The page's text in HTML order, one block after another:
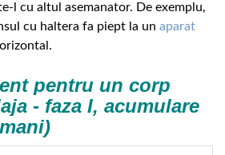
l cu altul asemanator. De exemplu,
cu haltera fa piept la un aparat
pentru un corp
- faza I, acumulare